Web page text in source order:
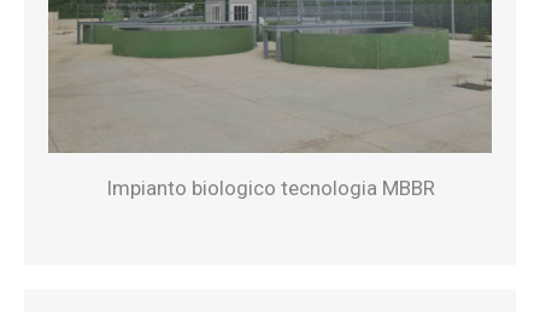
Impianto biologico tecnologia MBBR